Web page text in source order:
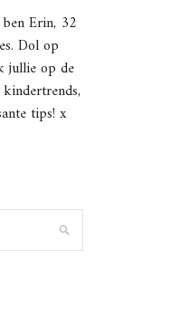
Erin, 32
Dol op
jullie op de
tips! x